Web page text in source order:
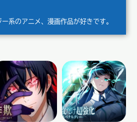
系のアニメ、漫画作品が好きです。